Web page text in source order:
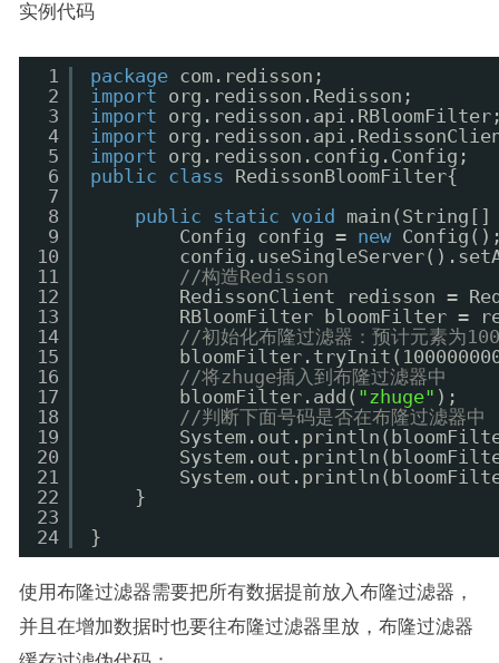
实例代码
1
2
3
4
5
6
7
8
9
10
11
12
13
14
15
16
17
18
19
20
21
22
23
24
package com.redisson;
import
org.redisson.Redisson;
import
import
import
org.redisson.config.Config;
public
class
RedissonBloomFilter{
public
static void
Config config = new
//构造Redisson
RedissonClient redisson =
RBloomFilter bloomFilter =
//初始化布隆过滤器：预计元素为
//将zhuge插入到布隆过滤器中
bloomFilter.add( "zhuge" );
//判断下面号码是否在布隆过滤器中
}
}
使用布隆过滤器需要把所有数据提前放入布隆过滤器，
并且在增加数据时也要往布隆过滤器里放，布隆过滤器